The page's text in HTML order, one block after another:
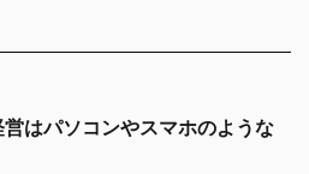
はパソコンやスマホのような